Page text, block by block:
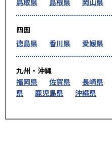
四国
徳島県
香川県 愛媛県
九州・沖縄
福岡県
佐賀県 長崎県
県
鹿児島県 沖縄県